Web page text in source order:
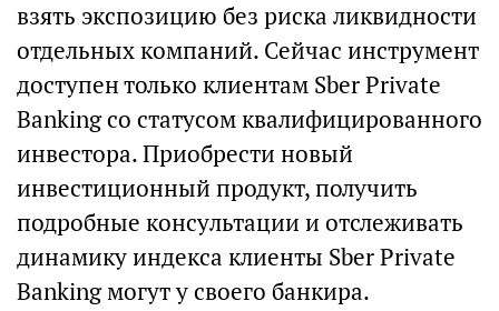
взять экспозицию без риска ликвидности
отдельных компаний. Сейчас инструмент
доступен только клиентам Sber Private
Banking со статусом квалифицированного
инвестора. Приобрести новый
инвестиционный продукт, получить
подробные консультации и отслеживать
динамику индекса клиенты Sber Private
Banking могут у своего банкира.